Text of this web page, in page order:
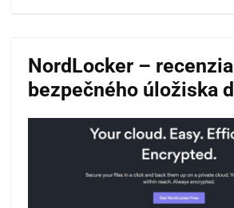
NordLocker – recenzia
bezpečného úložiska